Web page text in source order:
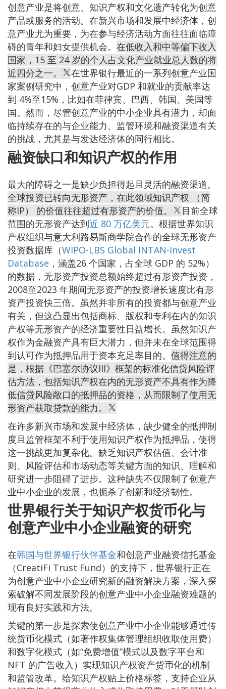
创意产业是将创意、知识产权和文化遗产转化为创意
产品或服务的活动。在新兴市场和发展中经济体，创
意产业尤为重要，为在参与经济活动方面往往面临障
碍的青年和妇女提供机会。 在低收入和中等偏下收入
国家，15 至 24 岁的个人占文化产业就业总人数的将
近四分之一。
在世界银行最近的一系列创意产业国
家案例研究中，创意产业对GDP 和就业的贡献率达
到 4%至15%，比如在菲律宾、巴西、韩国、美国等
国。然而，尽管创意产业的中小企业具有潜力，却面
临持续存在的与企业能力、监管环境和融资渠道有关
的挑战，尤其是与发达经济体的同行相比。
融资缺口和知识产权的作用
最大的障碍之一是缺少负担得起且灵活的融资渠道。
全球投资已转向无形资产，在此领域知识产权 （简
称IP） 的价值往往超过有形资产的价值。
目前全球
范围的无形资产达到近 80 万亿美元。根据世界知识
产权组织与意大利路易斯商学院合作的全球无形资产
投资数据库（WIPO-LBS Global INTAN-Invest
Database ，涵盖26 个国家，占全球 GDP 的 52%）
的数据，无形资产投资总额始终超过有形资产投资，
2008至2023 年期间无形资产的投资增长速度比有形
资产投资快三倍。虽然并非所有的投资都与创意产业
有关，但这凸显出包括商标、版权和专利在内的知识
产权等无形资产的经济重要性日益增长。虽然知识产
权作为金融资产具有巨大潜力，但并未在全球范围得
到认可作为抵押品用于资本充足率目的。 值得注意的
是，根据《巴塞尔协议III》框架的标准化信贷风险评
估方法，包括知识产权在内的无形资产不具有作为降
低信贷风险敞口的抵押品的资格，从而限制了使用无
形资产获取贷款的能力。
在许多新兴市场和发展中经济体，缺少健全的抵押制
度且监管框架不利于使用知识产权作为抵押品，使得
这一挑战更加复杂化。缺乏知识产权估值、会计准
则、风险评估和市场动态等关键方面的知识、理解和
研究进一步阻碍了进步。这种缺失不仅限制了创意产
业中小企业的发展，也扼杀了创新和经济韧性。
世界银行关于知识产权货币化与
创意产业中小企业融资的研究
在韩国与世界银行伙伴基金和创意产业融资信托基金
（CreatiFi Trust Fund）的支持下，世界银行正在
为创意产业中小企业研究新的融资解决方案，深入探
索破解不同发展阶段的创意产业中小企业融资难题的
现有良好实践和方法。
关键的第一步是探索使创意产业中小企业能够通过传
统货币化模式（如著作权集体管理组织收取使用费）
和数字化模式（如“免费增值”模式以及数字平台和
NFT 的广告收入）实现知识产权资产货币化的机制
和监管改革。给知识产权贴上价格标签，支持企业从